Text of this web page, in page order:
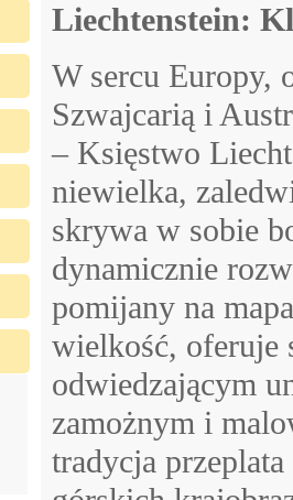
Liechtenstein:
W sercu Europy,
Szwajcarią i
– Księstwo
niewielka,
skrywa w sobie
dynamicznie
pomijany na
wielkość, oferuje
odwiedzającym
zamożnym i
tradycja